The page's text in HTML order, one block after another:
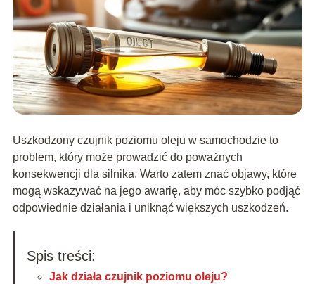
Uszkodzony czujnik poziomu oleju w samochodzie to
problem, który może prowadzić do poważnych
konsekwencji dla silnika. Warto zatem znać objawy, które
mogą wskazywać na jego awarię, aby móc szybko podjąć
odpowiednie działania i uniknąć większych uszkodzeń.
Spis treści:
Jak działa czujnik poziomu oleju?